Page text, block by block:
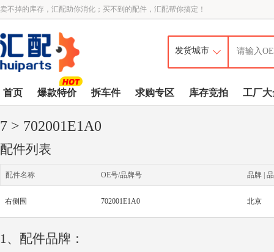
卖不掉的库存，汇配助你消化；买不到的配件，汇配帮你搞定！
首页 爆款特价 拆车件 求购专区 库存竞拍 工厂大
7 > 702001E1A0
配件列表
配件名称 OE号/品牌号 品牌 |
右侧围 702001E1A0 北京
1、配件品牌：